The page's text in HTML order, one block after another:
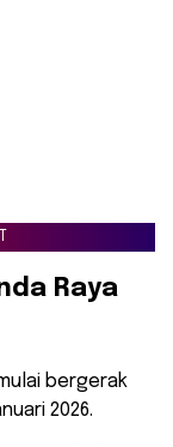
Raya
bergerak
2026.